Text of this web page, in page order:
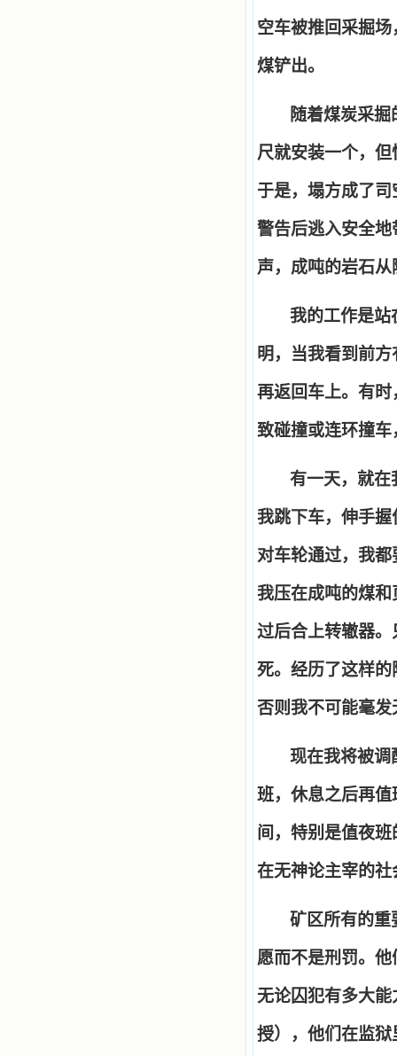
空车被推回采掘
煤铲出。
随着煤炭采
尺就安装一个，
于是，塌方成了
警告后逃入安全
声，成吨的岩石
我的工作是站
明，当我看到前
再返回车上。有
致碰撞或连环撞
有一天，就在
我跳下车，伸手
对车轮通过，我
我压在成吨的煤
过后合上转辙器
死。经历了这样
否则我不可能毫
现在我将被调
班，休息之后再
间，特别是值夜
在无神论主宰的社
矿区所有的重
愿而不是刑罚。
无论囚犯有多大
授），他们在监